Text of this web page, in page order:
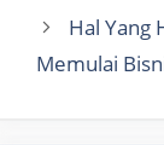
Hal Yang
Memulai